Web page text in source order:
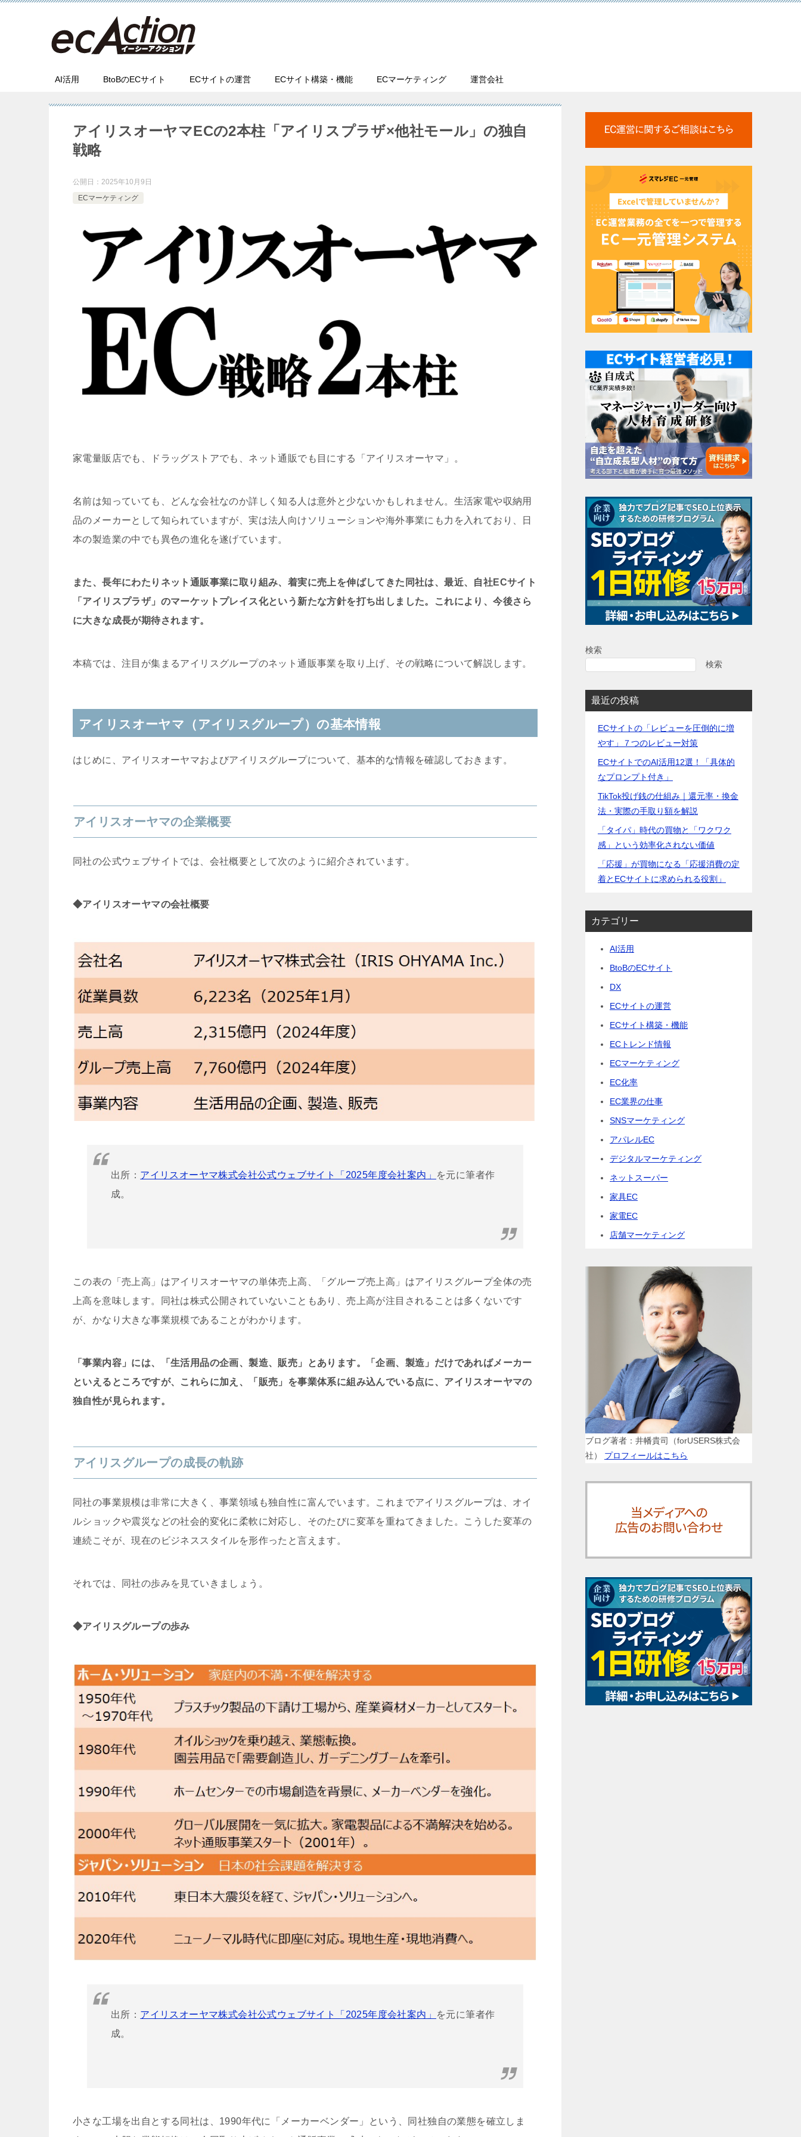
AI活用 BtoBのECサイト ECサイトの運営 ECサイト構築・機能 ECマーケティング 運営会社
アイリスオーヤマECの2本柱「アイリスプラザ×他社モール」の独自
戦略
公開日： 2025年10月9日
ECマーケティング
家電量販店でも、ドラッグストアでも、ネット通販でも目にする「アイリスオーヤマ」。
名前は知っていても、どんな会社なのか詳しく知る人は意外と少ないかもしれません。生活家電や収納用
品のメーカーとして知られていますが、実は法人向けソリューションや海外事業にも力を入れており、日
本の製造業の中でも異色の進化を遂げています。
また、長年にわたりネット通販事業に取り組み、着実に売上を伸ばしてきた同社は、最近、自社ECサイト
「アイリスプラザ」のマーケットプレイス化という新たな方針を打ち出しました。これにより、今後さら
に大きな成長が期待されます。
本稿では、注目が集まるアイリスグループのネット通販事業を取り上げ、その戦略について解説します。
アイリスオーヤマ（アイリスグループ）の基本情報
はじめに、アイリスオーヤマおよびアイリスグループについて、基本的な情報を確認しておきます。
アイリスオーヤマの企業概要
同社の公式ウェブサイトでは、会社概要として次のように紹介されています。
◆アイリスオーヤマの会社概要
出所： アイリスオーヤマ株式会社公式ウェブサイト「2025年度会社案内」
を元に筆者作
成。
この表の「売上高」はアイリスオーヤマの単体売上高、「グループ売上高」はアイリスグループ全体の売
上高を意味します。同社は株式公開されていないこともあり、売上高が注目されることは多くないです
が、かなり大きな事業規模であることがわかります。
「事業内容」には、「生活用品の企画、製造、販売」とあります。「企画、製造」だけであればメーカー
といえるところですが、これらに加え、「販売」を事業体系に組み込んでいる点に、アイリスオーヤマの
独自性が見られます。
アイリスグループの成長の軌跡
同社の事業規模は非常に大きく、事業領域も独自性に富んでいます。これまでアイリスグループは、オイ
ルショックや震災などの社会的変化に柔軟に対応し、そのたびに変革を重ねてきました。こうした変革の
連続こそが、現在のビジネススタイルを形作ったと言えます。
それでは、同社の歩みを見ていきましょう。
◆アイリスグループの歩み
出所： アイリスオーヤマ株式会社公式ウェブサイト「2025年度会社案内」
を元に筆者作
成。
小さな工場を出自とする同社は、1990年代に「メーカーベンダー」という、同社独自の業態を確立しま
検索
検索
最近の投稿
ECサイトの「レビューを圧倒的に増
やす」７つのレビュー対策
ECサイトでのAI活用12選！「具体的
なプロンプト付き」
TikTok投げ銭の仕組み｜還元率・換金
法・実際の手取り額を解説
「タイパ」時代の買物と「ワクワク
感」という効率化されない価値
「応援」が買物になる「応援消費の定
着とECサイトに求められる役割」
カテゴリー
AI活用
BtoBのECサイト
DX
ECサイトの運営
ECサイト構築・機能
ECトレンド情報
ECマーケティング
EC化率
EC業界の仕事
SNSマーケティング
アパレルEC
デジタルマーケティング
ネットスーパー
家具EC
家電EC
店舗マーケティング
ブログ著者：井幡貴司（forUSERS株式会
社） プロフィールはこちら